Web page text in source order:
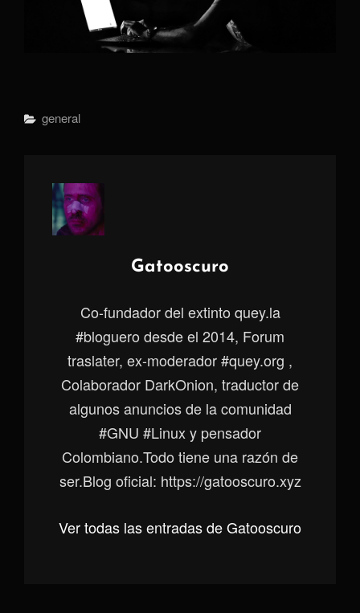
Categorías
General
Autor:
Gatooscuro
Co-fundador del extinto quey.la
#bloguero desde el 2014, Forum
traslater, ex-moderador #quey.org ,
Colaborador DarkOnion, traductor de
algunos anuncios de la comunidad
#GNU #Linux y pensador
Colombiano.Todo tiene una razón de
ser.Blog oficial: https://gatooscuro.xyz
Ver todas las entradas de Gatooscuro